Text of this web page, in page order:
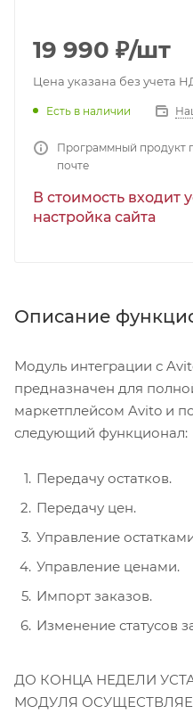
19 990 ₽/шт
Цена указана без учета
Есть в наличии
Программный продукт
почте
В стоимость входит
настройка сайта
Описание
Модуль интеграции с
предназначен для
маркетплейсом Avito и
следующий функционал:
Передачу остатков.
Передачу цен.
Управление
Управление ценами.
Импорт заказов.
Изменение статусов
ДО КОНЦА НЕДЕЛИ
МОДУЛЯ